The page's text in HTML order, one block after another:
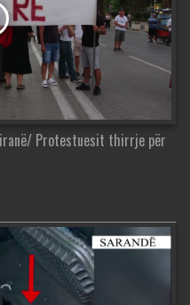
Protestuesit thirrje për